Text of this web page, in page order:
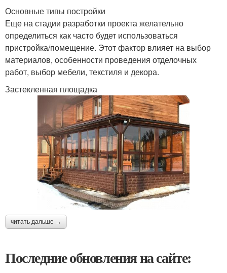
Основные типы постройки
Еще на стадии разработки проекта желательно
определиться как часто будет использоваться
пристройка/помещение. Этот фактор влияет на выбор
материалов, особенности проведения отделочных
работ, выбор мебели, текстиля и декора.
Застекленная площадка
читать дальше →
Последние обновления на сайте: